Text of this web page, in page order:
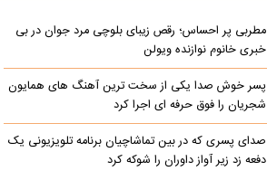
مطربی پر احساس؛ رقص زیبای بلوچی مرد جوان در بی
خبری خانوم نوازنده ویولن
پسر خوش صدا یکی از سخت ترین آهنگ های همایون
شجریان را فوق حرفه ای اجرا کرد
صدای پسری که در بین تماشاچیان برنامه تلویزیونی یک
دفعه زد زیر آواز داوران را شوکه کرد